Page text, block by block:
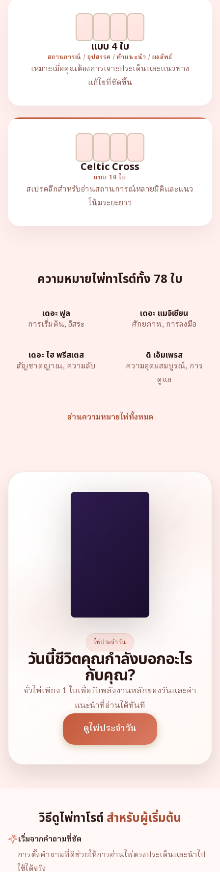
แบบ 4 ใบ
สถานการณ์ / อุปสรรค / คำแนะนำ / ผลลัพธ์
เหมาะเมื่อคุณต้องการเจาะประเด็นและแนวทาง
แก้ไขที่ชัดขึ้น
Celtic Cross
แบบ 10 ใบ
สเปรดลึกสำหรับอ่านสถานการณ์หลายมิติและแนว
โน้มระยะยาว
ความหมายไพ่ทาโรต์ทั้ง 78 ใบ
เดอะ ฟูล
การเริ่มต้น, อิสระ
เดอะ แมจิเชียน
ศักยภาพ, การลงมือ
เดอะ ไฮ พรีสเตส
สัญชาตญาณ, ความลับ
ดิ เอ็มเพรส
ความอุดมสมบูรณ์, การ
ดูแล
อ่านความหมายไพ่ทั้งหมด
ไพ่ประจำวัน
วันนี้ชีวิตคุณกำลังบอกอะไร
กับคุณ?
จั่วไพ่เพียง 1 ใบเพื่อรับพลังงานหลักของวันและคำ
แนะนำที่อ่านได้ทันที
ดูไพ่ประจำวัน
วิธีดูไพ่ทาโรต์ สำหรับผู้เริ่มต้น
เริ่มจากคำถามที่ชัด
การตั้งคำถามที่ดีช่วยให้การอ่านไพ่ตรงประเด็นและนำไป
ใช้ได้จริง